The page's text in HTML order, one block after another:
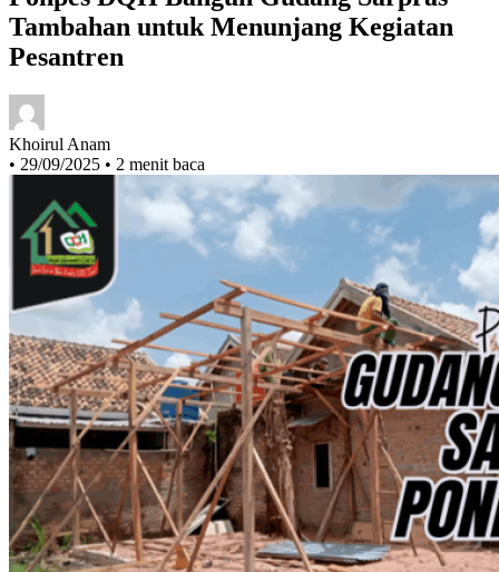
Ponpes DQH Bangun Gudang Sarpras
Tambahan untuk Menunjang Kegiatan
Khoirul Anam
2 menit baca